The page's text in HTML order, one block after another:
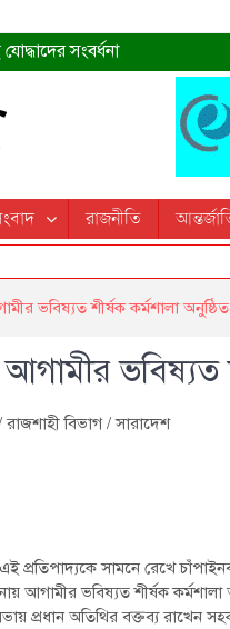
সংবর্ধনা
শফিকুর রহমান
করলেন প্রধানমন্ত্রী
সান্তোস
হলেন
সাথে স্মরণ করবে:
রাজনীতি
ভবিষ্যত শীর্ষক কর্মশালা অনুষ্ঠিত
ভবিষ্যত
রাজশাহী বিভাগ/সারাদেশ
সামনে রেখে
ভবিষ্যত শীর্ষক কর্মশালা
প্রধান অতিথির বক্তব্য রাখেন